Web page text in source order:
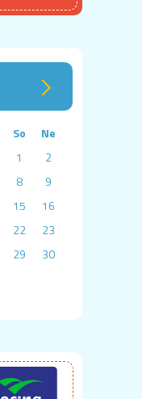
›
So
Ne
1
2
8
9
15
16
22
23
29
30